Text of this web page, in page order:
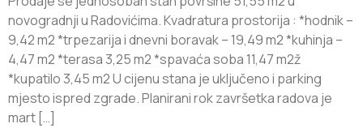
novogradnji u Radovićima. Kvadratura prostorija : *hodnik –
9,42 m2 *trpezarija i dnevni boravak – 19,49 m2 *kuhinja –
4,47 m2 *terasa 3,25 m2 *spavaća soba 11,47 m2ž
*kupatilo 3,45 m2 U cijenu stana je uključeno i parking
mjesto ispred zgrade. Planirani rok završetka radova je
mart […]